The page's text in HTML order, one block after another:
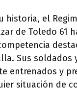
historia, el
de Toledo 61
Sus soldados
entrenados y
situación de